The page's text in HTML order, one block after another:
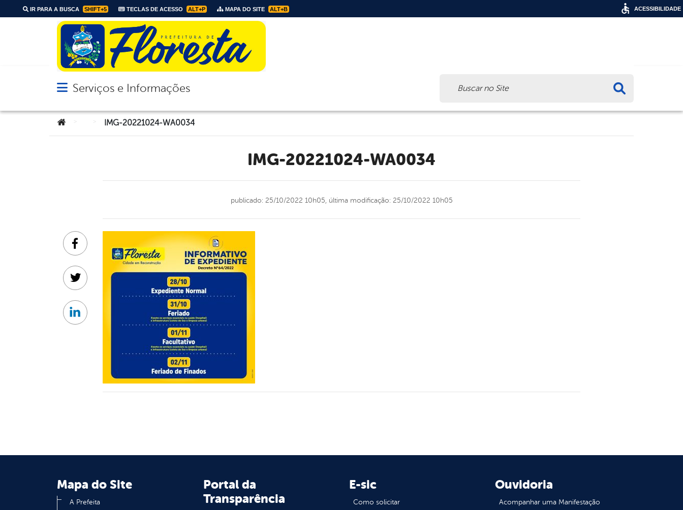
IR PARA A BUSCA SHIFT+5 TECLAS DE ACESSO ALT+P MAPA DO SITE ALT+B
Abrir menu principal de navegação
Serviços e Informações
Você está aqui:IMG-20221024-WA0034
IMG-20221024-WA0034
publicado: 25/10/2022 10h05, última modificação: 25/10/2022 10h05
Facebook
Twitter
Linkedin
Mapa do Site
A Prefeita
Portal da
Transparência
E-sic
Como solicitar
Ouvidoria
Acompanhar uma Manifestação
ACESSIBILIDADE